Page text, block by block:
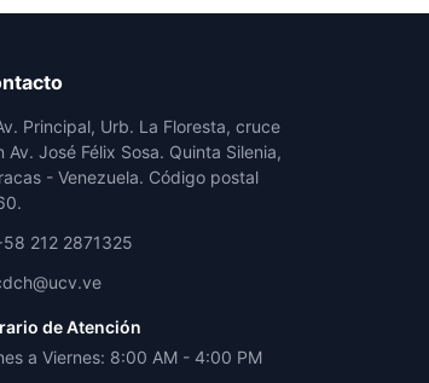
Principal, Urb. La Floresta, cruce
Av. José Félix Sosa. Quinta Silenia,
- Venezuela. Código postal
212 2871325
de Atención
a Viernes: 8:00 AM - 4:00 PM